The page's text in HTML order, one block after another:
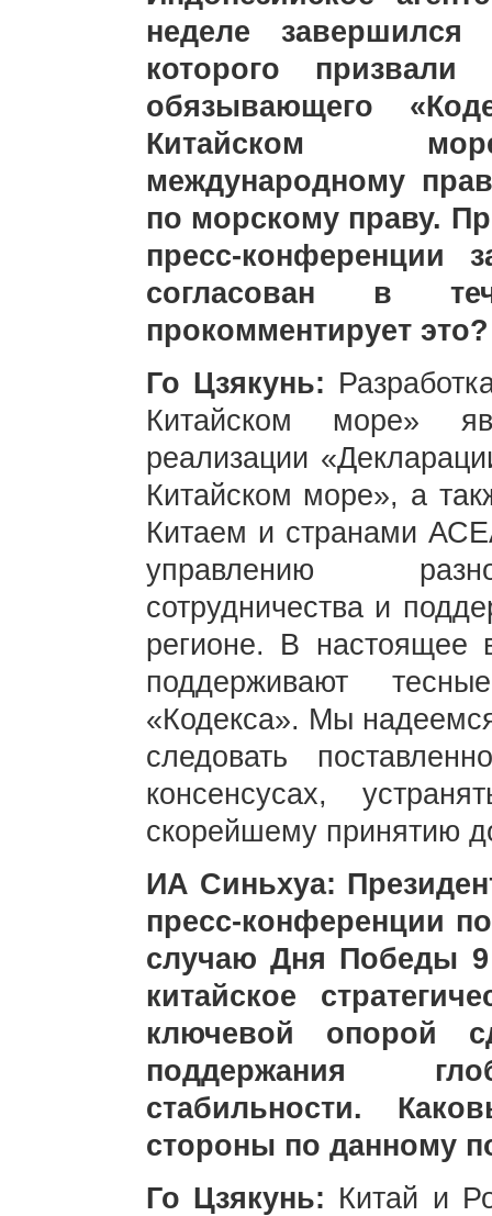
неделе
которого
обязывающего
Китайском
международному
по морскому праву.
пресс-конференции
согласован в
прокомментирует это?
Го Цзякунь:
Китайском море»
реализации
Китайском море», а
Китаем и странами
управлению
сотрудничества и
регионе. В
поддерживают
«Кодекса». Мы
следовать
консенсусах,
скорейшему принятию
ИА Синьхуа:
пресс-конференции
случаю Дня Победы 9
китайское
ключевой опорой
поддержания
стабильности.
стороны по данному
Го Цзякунь: Китай и